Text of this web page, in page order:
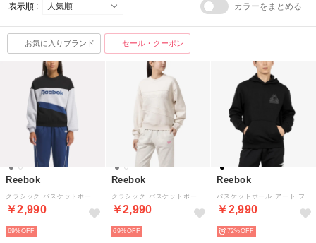
表示順 : カラーをまとめる
お気に入りブランド セール・クーポン
Reebok
クラシック バスケットボール ヴィンテージ クルー / CL BBALL VINTAGE CB CREW （グレー）
￥2,990
69%
Reebok
クラシック バスケットボール ヴィンテージ クルー / CL BBALL VINTAGE CB CREW （ベージュ）
￥2,990
69%
Reebok
バスケットボール アート フーディー / BB ATR HOODIE （ブラック）
￥2,990
72%